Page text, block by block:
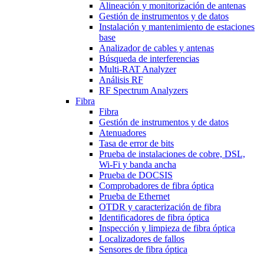
Alineación y monitorización de antenas
Gestión de instrumentos y de datos
Instalación y mantenimiento de estaciones
base
Analizador de cables y antenas
Búsqueda de interferencias
Multi-RAT Analyzer
Análisis RF
RF Spectrum Analyzers
Fibra
Fibra
Gestión de instrumentos y de datos
Atenuadores
Tasa de error de bits
Prueba de instalaciones de cobre, DSL,
Wi-Fi y banda ancha
Prueba de DOCSIS
Comprobadores de fibra óptica
Prueba de Ethernet
OTDR y caracterización de fibra
Identificadores de fibra óptica
Inspección y limpieza de fibra óptica
Localizadores de fallos
Sensores de fibra óptica